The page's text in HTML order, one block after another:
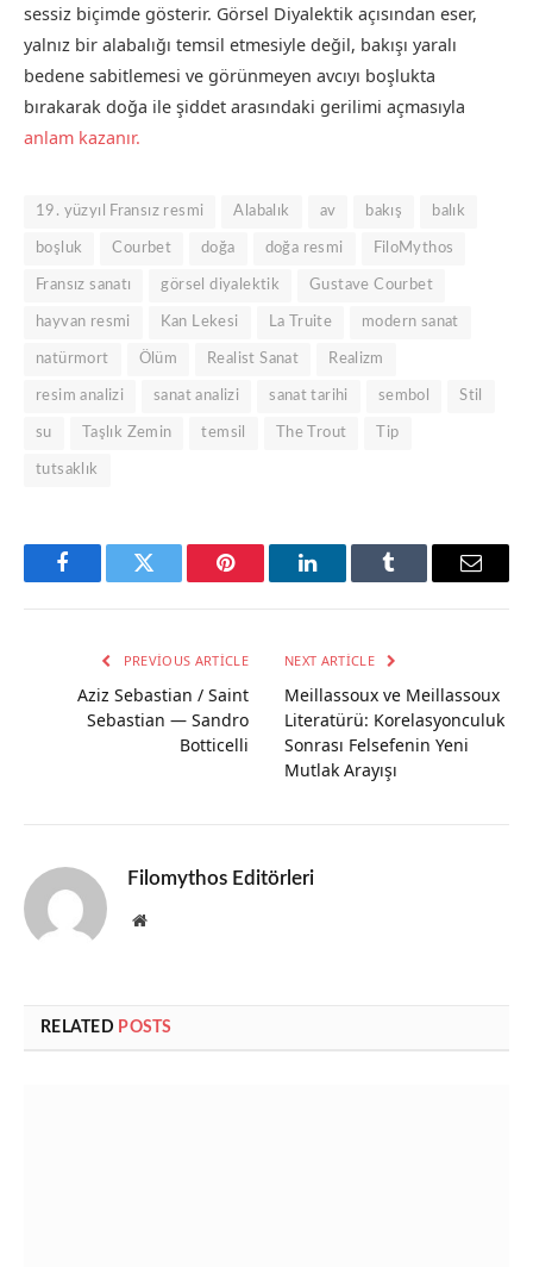
sessiz biçimde gösterir. Görsel Diyalektik açısından eser,
yalnız bir alabalığı temsil etmesiyle değil, bakışı yaralı
bedene sabitlemesi ve görünmeyen avcıyı boşlukta
bırakarak doğa ile şiddet arasındaki gerilimi açmasıyla
anlam kazanır.
19. yüzyıl Fransız resmi Alabalık av bakış balık
boşluk Courbet doğa doğa resmi FiloMythos
Fransız sanatı görsel diyalektik Gustave Courbet
hayvan resmi Kan Lekesi La Truite modern sanat
natürmort Ölüm Realist Sanat Realizm
resim analizi sanat analizi sanat tarihi sembol Stil
su Taşlık Zemin temsil The Trout Tip
tutsaklık
FacebookTwitter Pinterest LinkedInTumblr Email
PREVIOUS ARTICLE
Aziz Sebastian / Saint
Sebastian — Sandro
Botticelli
NEXT ARTICLE
Meillassoux ve Meillassoux
Literatürü: Korelasyonculuk
Sonrası Felsefenin Yeni
Mutlak Arayışı
Filomythos Editörleri
Website
RELATED POSTS